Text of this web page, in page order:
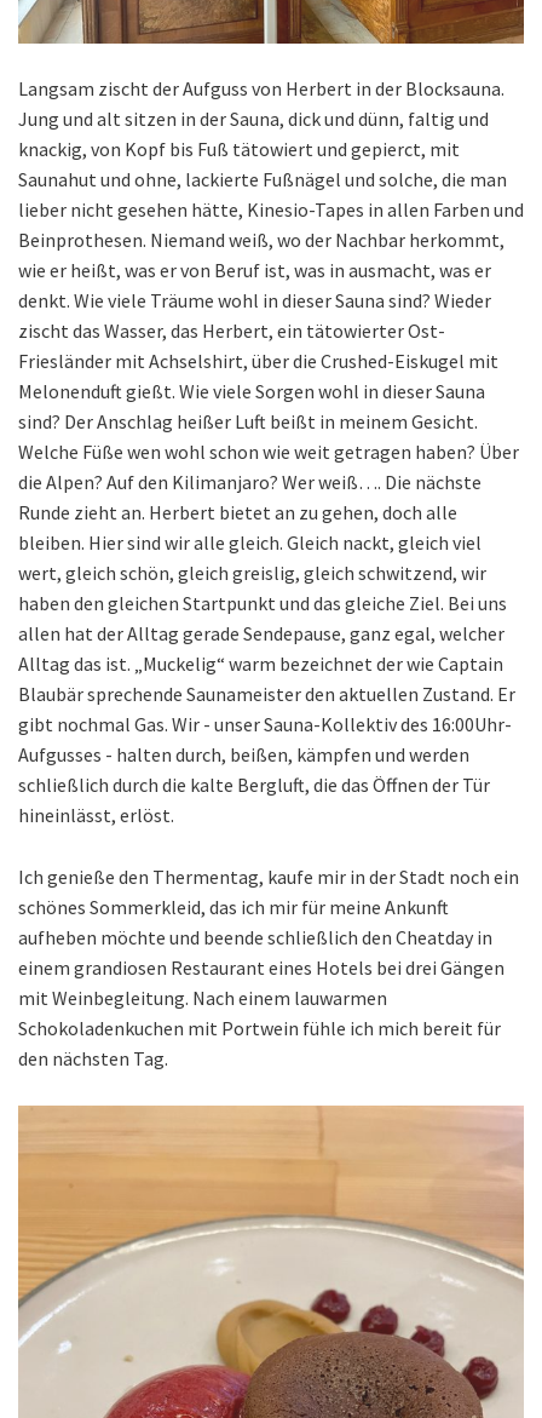
Langsam zischt der Aufguss von Herbert in der Blocksauna.
Jung und alt sitzen in der Sauna, dick und dünn, faltig und
knackig, von Kopf bis Fuß tätowiert und gepierct, mit
Saunahut und ohne, lackierte Fußnägel und solche, die man
lieber nicht gesehen hätte, Kinesio-Tapes in allen Farben und
Beinprothesen. Niemand weiß, wo der Nachbar herkommt,
wie er heißt, was er von Beruf ist, was in ausmacht, was er
denkt. Wie viele Träume wohl in dieser Sauna sind? Wieder
zischt das Wasser, das Herbert, ein tätowierter Ost-
Friesländer mit Achselshirt, über die Crushed-Eiskugel mit
Melonenduft gießt. Wie viele Sorgen wohl in dieser Sauna
sind? Der Anschlag heißer Luft beißt in meinem Gesicht.
Welche Füße wen wohl schon wie weit getragen haben? Über
die Alpen? Auf den Kilimanjaro? Wer weiß…. Die nächste
Runde zieht an. Herbert bietet an zu gehen, doch alle
bleiben. Hier sind wir alle gleich. Gleich nackt, gleich viel
wert, gleich schön, gleich greislig, gleich schwitzend, wir
haben den gleichen Startpunkt und das gleiche Ziel. Bei uns
allen hat der Alltag gerade Sendepause, ganz egal, welcher
Alltag das ist. „Muckelig“ warm bezeichnet der wie Captain
Blaubär sprechende Saunameister den aktuellen Zustand. Er
gibt nochmal Gas. Wir - unser Sauna-Kollektiv des 16:00Uhr-
Aufgusses - halten durch, beißen, kämpfen und werden
schließlich durch die kalte Bergluft, die das Öffnen der Tür
hineinlässt, erlöst.
Ich genieße den Thermentag, kaufe mir in der Stadt noch ein
schönes Sommerkleid, das ich mir für meine Ankunft
aufheben möchte und beende schließlich den Cheatday in
einem grandiosen Restaurant eines Hotels bei drei Gängen
mit Weinbegleitung. Nach einem lauwarmen
Schokoladenkuchen mit Portwein fühle ich mich bereit für
den nächsten Tag.